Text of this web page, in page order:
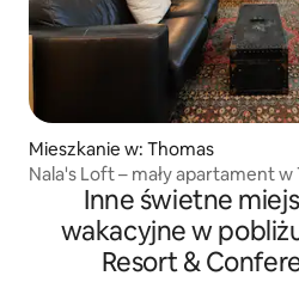
Mieszkanie w: Thomas
Nala's Loft – mały apartament w
Inne świetne
wakacyjne w
Resort &